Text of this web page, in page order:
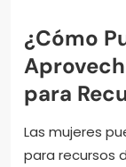
¿Cómo
para
Las mujeres
para recursos